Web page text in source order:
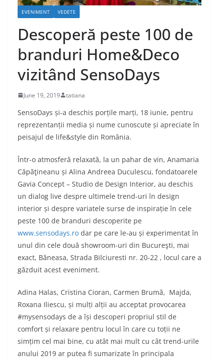
EVENIMENT VEDETE
Descoperă peste 100 de
branduri Home&Deco
vizitând SensoDays
June 19, 2019 tatiana
SensoDays și-a deschis porțile marți, 18 iunie, pentru
reprezentanții media și nume cunoscute și apreciate în
peisajul de life&style din România.
Într-o atmosferă relaxată, la un pahar de vin, Anamaria
Căpăţineanu și Alina Andreea Duculescu, fondatoarele
Gavia Concept – Studio de Design Interior, au deschis
un dialog live despre ultimele trend-uri în design
interior și despre variatele surse de inspirație în cele
peste 100 de branduri descoperite pe
www.sensodays.ro dar pe care le-au și experimentat în
unul din cele două showroom-uri din Bucureşti, mai
exact, Băneasa, Strada Bilciuresti nr. 20-22 , locul care a
găzduit acest eveniment.
Adina Halas, Cristina Cioran, Carmen Brumă, Majda,
Roxana Iliescu, și mulți alții au acceptat provocarea
#mysensodays de a își descoperi propriul stil de
comfort și relaxare pentru locul în care cu toții ne
simțim cel mai bine, cu atât mai mult cu cât trend-urile
anului 2019 ar putea fi sumarizate în principala